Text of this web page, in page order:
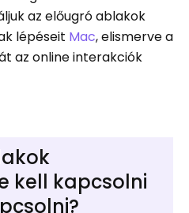
az előugró ablakok
lépéseit Mac, elismerve a
az online interakciók
kell kapcsolni